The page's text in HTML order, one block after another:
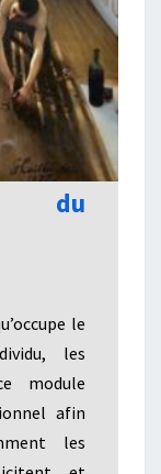
du
le
les
module
afin
les